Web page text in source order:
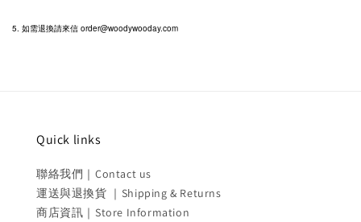
5. 如需退換請來信 order@woodywooday.com
Quick links
聯絡我們｜Contact us
運送與退換貨 ｜Shipping & Returns
商店資訊｜Store Information